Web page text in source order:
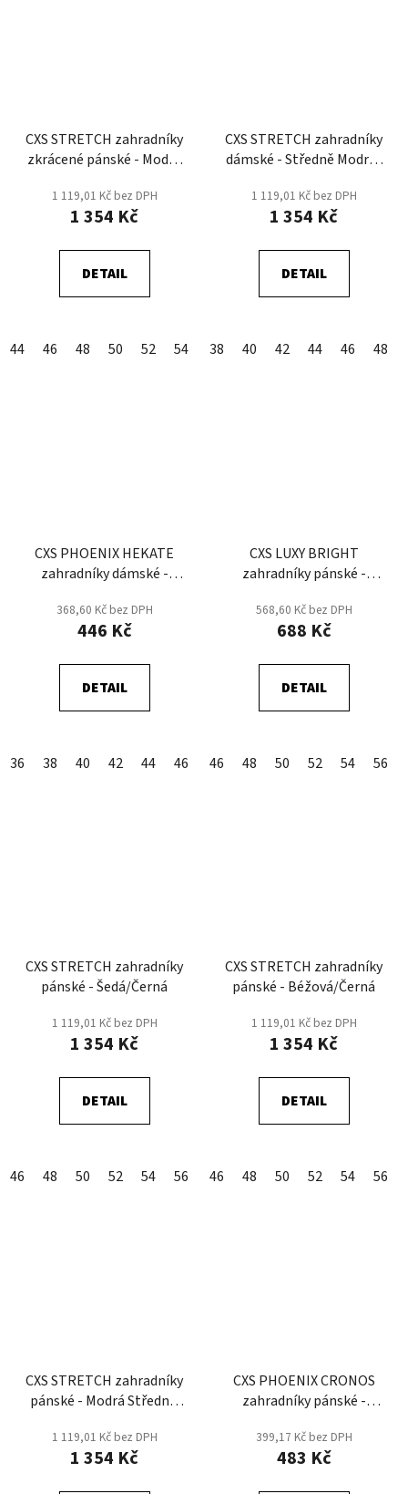
CXS STRETCH zahradníky
zkrácené pánské - Modrá
1 119,01 Kč bez DPH
1 354 Kč
DETAIL
44 46 48 50 52 54 56 58 60 62 64
CXS STRETCH zahradníky
dámské - Středně Modrá/
1 119,01 Kč bez DPH
1 354 Kč
DETAIL
38 40 42 44 46 48
CXS PHOENIX HEKATE
zahradníky dámské -
368,60 Kč bez DPH
446 Kč
DETAIL
36 38 40 42 44 46 48 50 52 54 56 58
CXS LUXY BRIGHT
zahradníky pánské -
568,60 Kč bez DPH
688 Kč
DETAIL
46 48 50 52 54 56
CXS STRETCH zahradníky
pánské - Šedá/Černá
1 119,01 Kč bez DPH
1 354 Kč
DETAIL
46 48 50 52 54 56 58 60 62 64 66 68
CXS STRETCH zahradníky
pánské - Béžová/Černá
1 119,01 Kč bez DPH
1 354 Kč
DETAIL
46 48 50 52 54 56
CXS STRETCH zahradníky
pánské - Modrá Střední/
1 119,01 Kč bez DPH
1 354 Kč
CXS PHOENIX CRONOS
zahradníky pánské -
399,17 Kč bez DPH
483 Kč